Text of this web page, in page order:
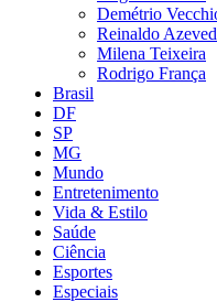
Demétrio
Reinaldo
Milena Teixeira
Rodrigo França
Brasil
DF
SP
MG
Mundo
Entretenimento
Vida & Estilo
Saúde
Ciência
Esportes
Especiais